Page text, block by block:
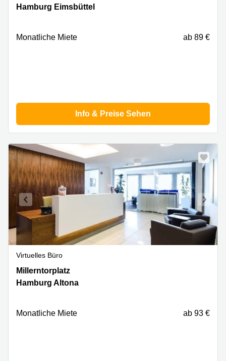
144,
Hamburg Eimsbüttel
Monatliche Miete ab 89 €
Info & Preise Sehen
Virtuelles Büro
Millerntorplatz
1,
Millerntorplatz
Hamburg Altona
Monatliche Miete ab 93 €